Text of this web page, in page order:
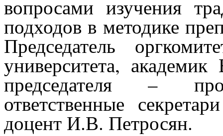
вопросами изучения
подходов в методике
Председатель
университета,
председателя –
ответственные
доцент И.В. Петросян.